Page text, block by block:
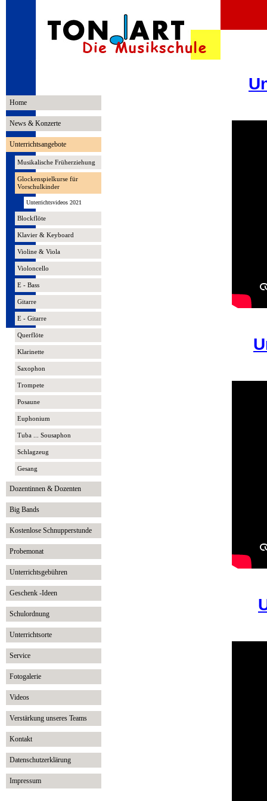
Home
News & Konzerte
Unterrichtsangebote
Musikalische Früherziehung
Glockenspielkurse für
Vorschulkinder
Unterrichtsvideos 2021
Blockflöte
Klavier & Keyboard
Violine & Viola
Violoncello
E - Bass
Gitarre
E - Gitarre
Querflöte
Klarinette
Saxophon
Trompete
Posaune
Euphonium
Tuba ... Sousaphon
Schlagzeug
Gesang
Dozentinnen & Dozenten
Big Bands
Kostenlose Schnupperstunde
Probemonat
Unterrichtsgebühren
Geschenk -Ideen
Schulordnung
Unterrichtsorte
Service
Fotogalerie
Videos
Verstärkung unseres Teams
Kontakt
Datenschutzerklärung
Impressum